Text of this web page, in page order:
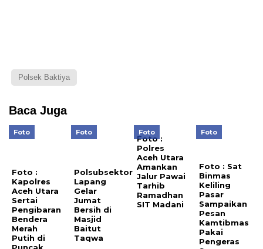
Polsek Baktiya
Baca Juga
Foto
Foto :
Kapolres
Aceh Utara
Sertai
Pengibaran
Bendera
Merah
Putih di
Foto
Polsubsektor
Lapang
Gelar
Jumat
Bersih di
Masjid
Baitut
Taqwa
Foto
Foto :
Polres
Aceh Utara
Amankan
Jalur Pawai
Tarhib
Ramadhan
SIT Madani
Foto
Foto : Sat
Binmas
Keliling
Pasar
Sampaikan
Pesan
Kamtibmas
Pakai
Pengeras